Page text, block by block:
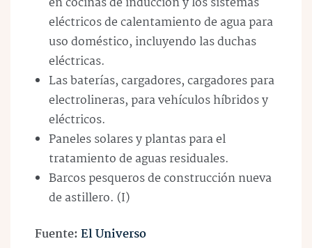
eléctricos de calentamiento de agua para
uso doméstico, incluyendo las duchas
eléctricas.
Las baterías, cargadores, cargadores para
electrolineras, para vehículos híbridos y
eléctricos.
Paneles solares y plantas para el
tratamiento de aguas residuales.
Barcos pesqueros de construcción nueva
de astillero. (I)
Fuente:El Universo